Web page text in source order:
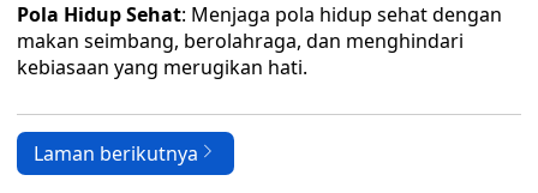
Pola Hidup Sehat: Menjaga pola hidup sehat dengan
makan seimbang, berolahraga, dan menghindari
kebiasaan yang merugikan hati.
Laman berikutnya